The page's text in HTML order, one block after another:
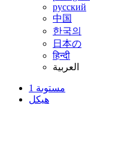
русский
中国
한국의
日本の
हिन्दी
العربية
مستوىة 1
هيكل